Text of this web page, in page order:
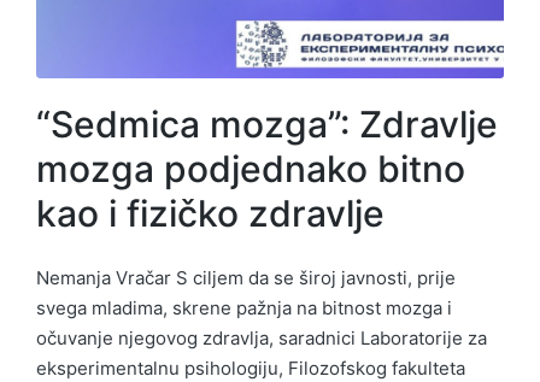
“Sedmica mozga”: Zdravlje
mozga podjednako bitno
kao i fizičko zdravlje
Nemanja Vračar S ciljem da se široj javnosti, prije
svega mladima, skrene pažnja na bitnost mozga i
očuvanje njegovog zdravlja, saradnici Laboratorije za
eksperimentalnu psihologiju, Filozofskog fakulteta